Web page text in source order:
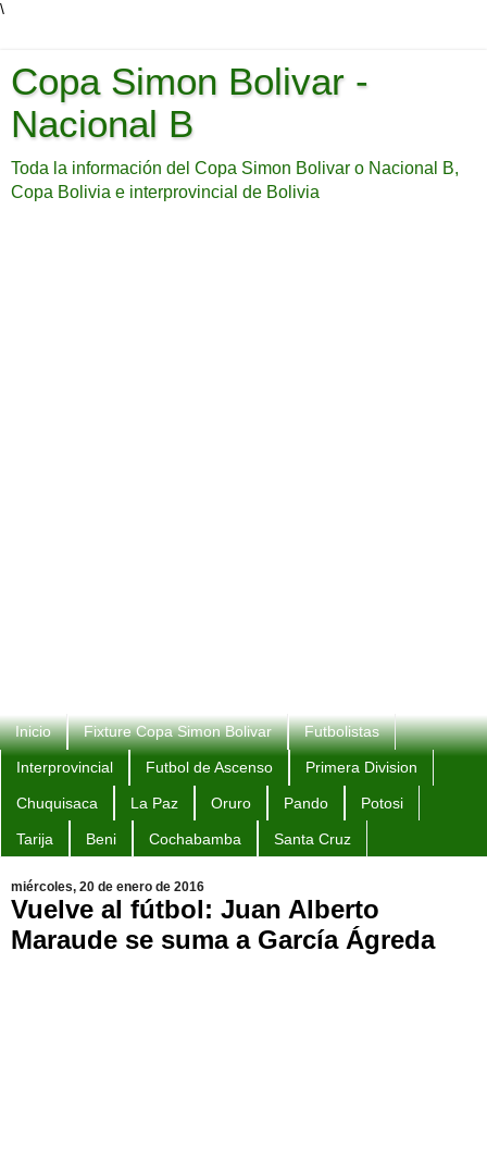
\
Copa Simon Bolivar -
Nacional B
Toda la información del Copa Simon Bolivar o Nacional B,
Copa Bolivia e interprovincial de Bolivia
Inicio Fixture Copa Simon Bolivar Futbolistas
Interprovincial Futbol de Ascenso Primera Division
Chuquisaca La Paz Oruro Pando Potosi
Tarija Beni Cochabamba Santa Cruz
miércoles, 20 de enero de 2016
Vuelve al fútbol: Juan Alberto
Maraude se suma a García Ágreda